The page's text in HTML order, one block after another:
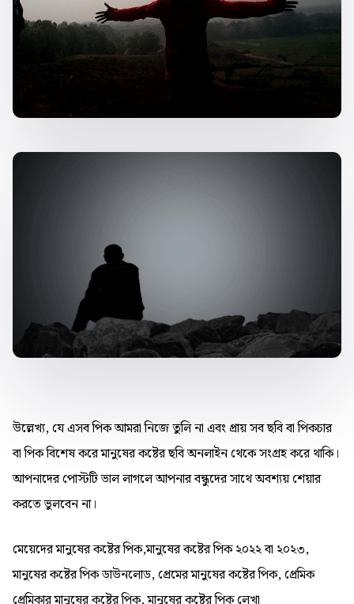
উল্লেখ্য, যে এসব পিক আমরা নিজে তুলি না এবং প্রায় সব ছবি বা পিকচার
বা পিক বিশেষ করে মানুষের কষ্টের ছবি অনলাইন থেকে সংগ্রহ করে থাকি।
আপনাদের পোস্টটি ভাল লাগলে আপনার বন্ধুদের সাথে অবশ্যয় শেয়ার
করতে ভুলবেন না।
মেয়েদের মানুষের কষ্টের পিক,মানুষের কষ্টের পিক ২০২২ বা ২০২৩,
মানুষের কষ্টের পিক ডাউনলোড, প্রেমের মানুষের কষ্টের পিক, প্রেমিক